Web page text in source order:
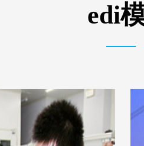
edi